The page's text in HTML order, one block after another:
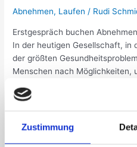
Zustimmung
Abnehmen, Laufen / Rudi
Erstgespräch buchen
In der heutigen Gesellschaft, in
der größten
Menschen nach Möglichkeiten,
kostengünstige Möglichkeit,
Gewicht zu verlieren. Doch wie